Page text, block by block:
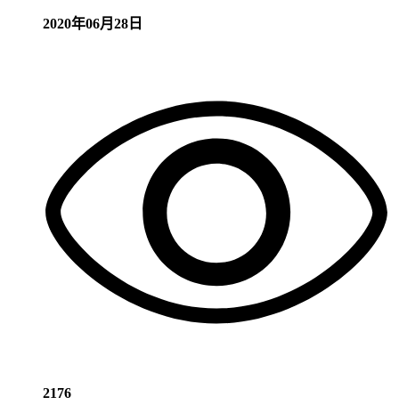
2020年06月28日
2176